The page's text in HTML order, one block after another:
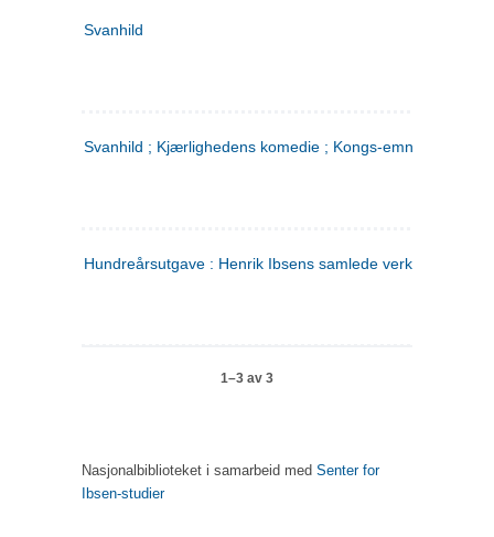
Svanhild
Svanhild ; Kjærlighedens komedie ; Kongs-emnerne
Hundreårsutgave : Henrik Ibsens samlede verker. 4
1–3 av 3
Nasjonalbiblioteket i samarbeid med Senter for
Ibsen-studier